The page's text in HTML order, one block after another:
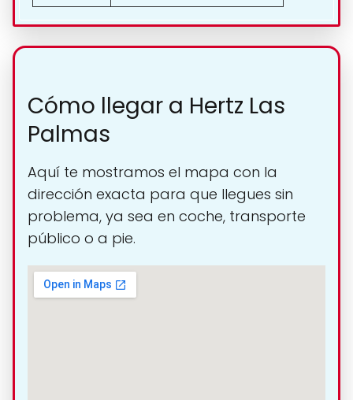
Cómo llegar a Hertz Las
Palmas
Aquí te mostramos el mapa con la
dirección exacta para que llegues sin
problema, ya sea en coche, transporte
público o a pie.